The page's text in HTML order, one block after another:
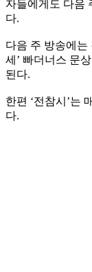
자들에게도 다음
다.
다음 주 방송에는
세’ 빠더너스 문
된다.
한편 ‘전참시’는
다.